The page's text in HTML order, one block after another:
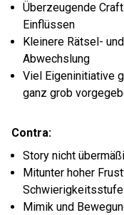
Überzeugende
Einflüssen
Kleinere Rätsel-
Abwechslung
Viel Eigeninitiative
ganz grob
Contra:
Story nicht
Mitunter hoher
Schwierigkeitsstufe
Mimik und